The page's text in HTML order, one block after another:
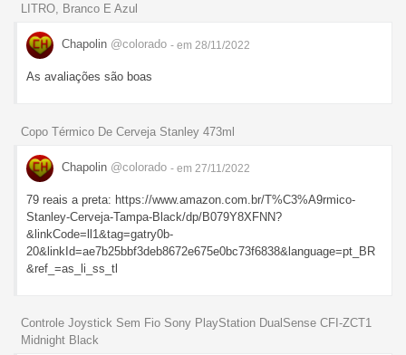
LITRO, Branco E Azul
Chapolin @colorado - em 28/11/2022
As avaliações são boas
Copo Térmico De Cerveja Stanley 473ml
Chapolin @colorado - em 27/11/2022
79 reais a preta: https://www.amazon.com.br/T%C3%A9rmico-
Stanley-Cerveja-Tampa-Black/dp/B079Y8XFNN?
&linkCode=ll1&tag=gatry0b-
20&linkId=ae7b25bbf3deb8672e675e0bc73f6838&language=pt_BR
&ref_=as_li_ss_tl
Controle Joystick Sem Fio Sony PlayStation DualSense CFI-ZCT1
Midnight Black